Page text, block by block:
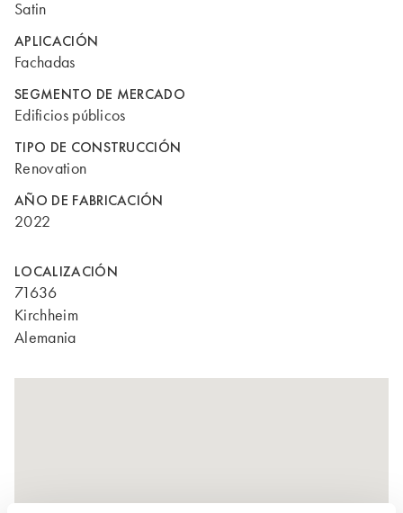
Satin
APLICACIÓN
Fachadas
SEGMENTO DE MERCADO
Edificios públicos
TIPO DE CONSTRUCCIÓN
Renovation
AÑO DE FABRICACIÓN
2022
LOCALIZACIÓN
71636
Kirchheim
Alemania